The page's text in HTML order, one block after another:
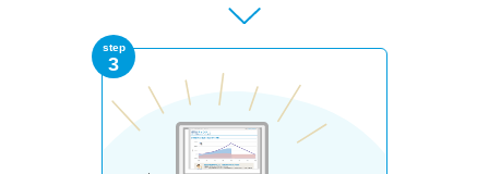
step
3